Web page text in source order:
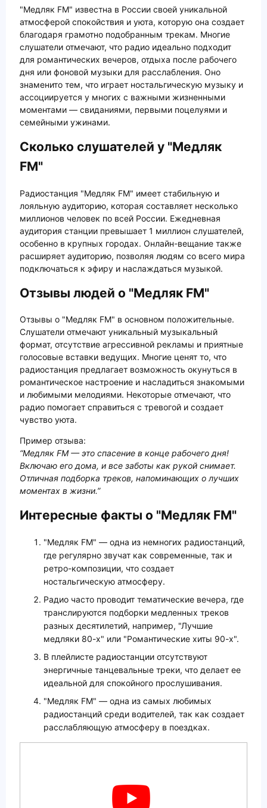
"Медляк FM" известна в России своей уникальной
атмосферой спокойствия и уюта, которую она создает
благодаря грамотно подобранным трекам. Многие
слушатели отмечают, что радио идеально подходит
для романтических вечеров, отдыха после рабочего
дня или фоновой музыки для расслабления. Оно
знаменито тем, что играет ностальгическую музыку и
ассоциируется у многих с важными жизненными
моментами — свиданиями, первыми поцелуями и
семейными ужинами.
Сколько слушателей у "Медляк
FM"
Радиостанция "Медляк FM" имеет стабильную и
лояльную аудиторию, которая составляет несколько
миллионов человек по всей России. Ежедневная
аудитория станции превышает 1 миллион слушателей,
особенно в крупных городах. Онлайн-вещание также
расширяет аудиторию, позволяя людям со всего мира
подключаться к эфиру и наслаждаться музыкой.
Отзывы людей о "Медляк FM"
Отзывы о "Медляк FM" в основном положительные.
Слушатели отмечают уникальный музыкальный
формат, отсутствие агрессивной рекламы и приятные
голосовые вставки ведущих. Многие ценят то, что
радиостанция предлагает возможность окунуться в
романтическое настроение и насладиться знакомыми
и любимыми мелодиями. Некоторые отмечают, что
радио помогает справиться с тревогой и создает
чувство уюта.
Пример отзыва:
“Медляк FM — это спасение в конце рабочего дня!
Включаю его дома, и все заботы как рукой снимает.
Отличная подборка треков, напоминающих о лучших
моментах в жизни.”
Интересные факты о "Медляк FM"
"Медляк FM" — одна из немногих радиостанций,
где регулярно звучат как современные, так и
ретро-композиции, что создает
ностальгическую атмосферу.
Радио часто проводит тематические вечера, где
транслируются подборки медленных треков
разных десятилетий, например, "Лучшие
медляки 80-х" или "Романтические хиты 90-х".
В плейлисте радиостанции отсутствуют
энергичные танцевальные треки, что делает ее
идеальной для спокойного прослушивания.
"Медляк FM" — одна из самых любимых
радиостанций среди водителей, так как создает
расслабляющую атмосферу в поездках.